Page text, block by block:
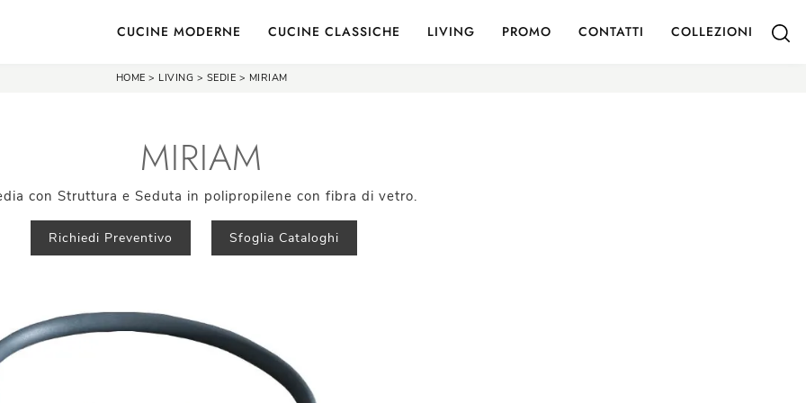
CUCINE MODERNE CUCINE CLASSICHE LIVING PROMO CONTATTI COLLEZIONI
HOME > LIVING > SEDIE > MIRIAM
MIRIAM
con Struttura e Seduta in polipropilene con fibra di vetro.
Richiedi Preventivo Sfoglia Cataloghi